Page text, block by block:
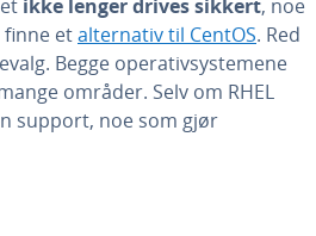
ikke lenger drives sikkert, noe
etalternativ til CentOS. Red
Begge operativsystemene
områder. Selv om RHEL
support, noe som gjør